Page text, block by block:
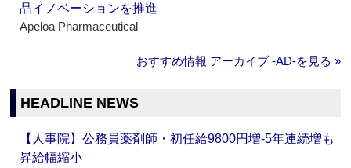
品イノベーションを推進
Apeloa Pharmaceutical
おすすめ情報 アーカイブ ‐AD‐を見る »
HEADLINE NEWS
【人事院】公務員薬剤師・初任給9800円増‐5年連続増も
昇給幅縮小